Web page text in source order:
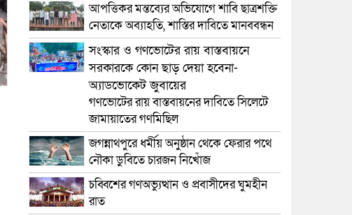
আপত্তিকর মন্তব্যের অভিযোগে শাবি ছাত্রশক্তি
নেতাকে অব্যাহতি, শাস্তির দাবিতে মানববন্ধন
সংস্কার ও গণভোটের রায় বাস্তবায়নে
সরকারকে কোন ছাড় দেয়া হবেনা-
অ্যাডভোকেট জুবায়ের
গণভোটের রায় বাস্তবায়নের দাবিতে সিলেটে
জামায়াতের গণমিছিল
জগন্নাথপুরে ধর্মীয় অনুষ্ঠান থেকে ফেরার পথে
নৌকা ডুবিতে চারজন নিখোঁজ
চব্বিশের গণঅভ্যুত্থান ও প্রবাসীদের ঘুমহীন
রাত